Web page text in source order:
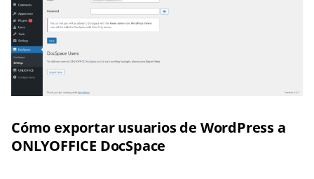
Cómo exportar usuarios de WordPress a
ONLYOFFICE DocSpace